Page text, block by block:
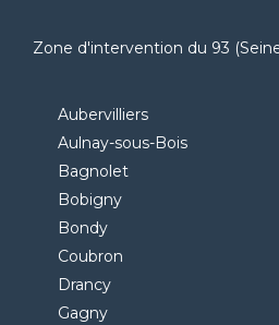
Zone d'intervention du 93
Aubervilliers
Aulnay-sous-Bois
Bagnolet
Bobigny
Bondy
Coubron
Drancy
Gagny